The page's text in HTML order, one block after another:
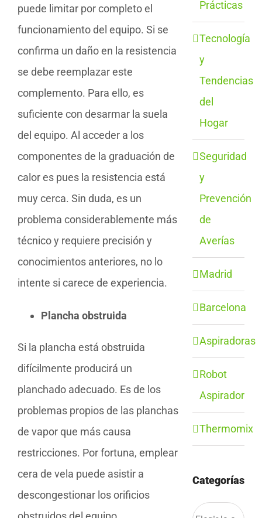
puede limitar por completo el
funcionamiento del equipo. Si se
confirma un daño en la resistencia
se debe reemplazar este
complemento. Para ello, es
suficiente con desarmar la suela
del equipo. Al acceder a los
componentes de la graduación de
calor es pues la resistencia está
muy cerca. Sin duda, es un
problema considerablemente más
técnico y requiere precisión y
conocimientos anteriores, no lo
intente si carece de experiencia.
Plancha obstruida
Si la plancha está obstruida
difícilmente producirá un
planchado adecuado. Es de los
problemas propios de las planchas
de vapor que más causa
restricciones. Por fortuna, emplear
cera de vela puede asistir a
descongestionar los orificios
Prácticas
Tecnología
y
Tendencias
del
Hogar
Seguridad
y
Prevención
de
Averías
Madrid
Barcelona
Aspiradoras
Robot
Aspirador
Thermomix
Categorías
Categorías